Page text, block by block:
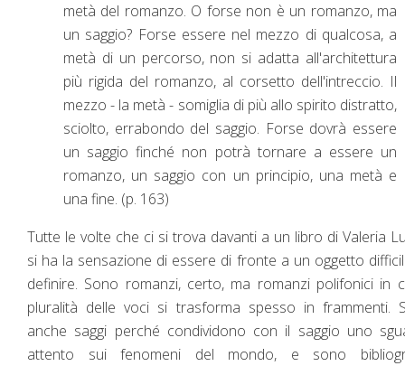
metà del romanzo. O forse non è un romanzo, ma
un saggio? Forse essere nel mezzo di qualcosa, a
metà di un percorso, non si adatta all'architettura
più rigida del romanzo, al corsetto dell'intreccio. Il
mezzo - la metà - somiglia di più allo spirito distratto,
sciolto, errabondo del saggio. Forse dovrà essere
un saggio finché non potrà tornare a essere un
romanzo, un saggio con un principio, una metà e
una fine. (p. 163)
Tutte le volte che ci si trova davanti a un libro di Valeria
si ha la sensazione di essere di fronte a un oggetto
definire. Sono romanzi, certo, ma romanzi polifonici in
pluralità delle voci si trasforma spesso in frammenti.
anche saggi perché condividono con il saggio uno
attento sui fenomeni del mondo, e sono